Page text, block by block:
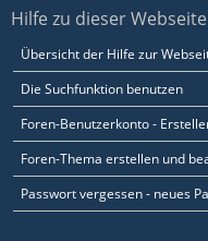
Hilfe zu dieser Webseite
Übersicht der Hilfe zur
Die Suchfunktion benutzen
Foren-Benutzerkonto -
Foren-Thema erstellen und
Passwort vergessen - neues